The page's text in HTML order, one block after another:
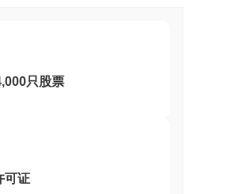
领域通常容易受到安全事件的影
题，但DeFi项目的整体监管环境仍
只股票
可证